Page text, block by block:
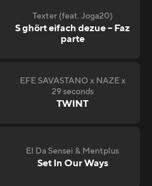
Texter (feat. Joga20)
S ghört eifach dezue – Faz
parte
EFE SAVASTANO x NAZE x
29 seconds
TWINT
El Da Sensei & Mentplus
Set In Our Ways